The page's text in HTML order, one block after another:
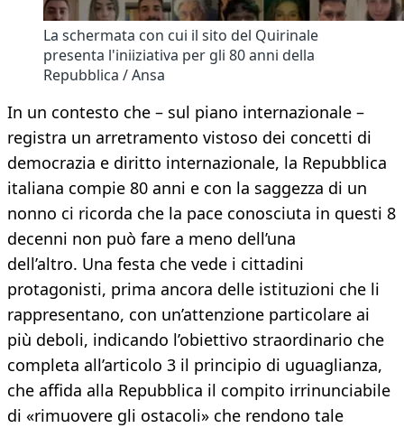
La schermata con cui il sito del Quirinale
presenta l'iniiziativa per gli 80 anni della
Repubblica / Ansa
In un contesto che – sul piano internazionale –
registra un arretramento vistoso dei concetti di
democrazia e diritto internazionale, la Repubblica
italiana compie 80 anni e con la saggezza di un
nonno ci ricorda che la pace conosciuta in questi 8
decenni non può fare a meno dell’una
dell’altro. Una festa che vede i cittadini
protagonisti, prima ancora delle istituzioni che li
rappresentano, con un’attenzione particolare ai
più deboli, indicando l’obiettivo straordinario che
completa all’articolo 3 il principio di uguaglianza,
che affida alla Repubblica il compito irrinunciabile
di «rimuovere gli ostacoli» che rendono tale